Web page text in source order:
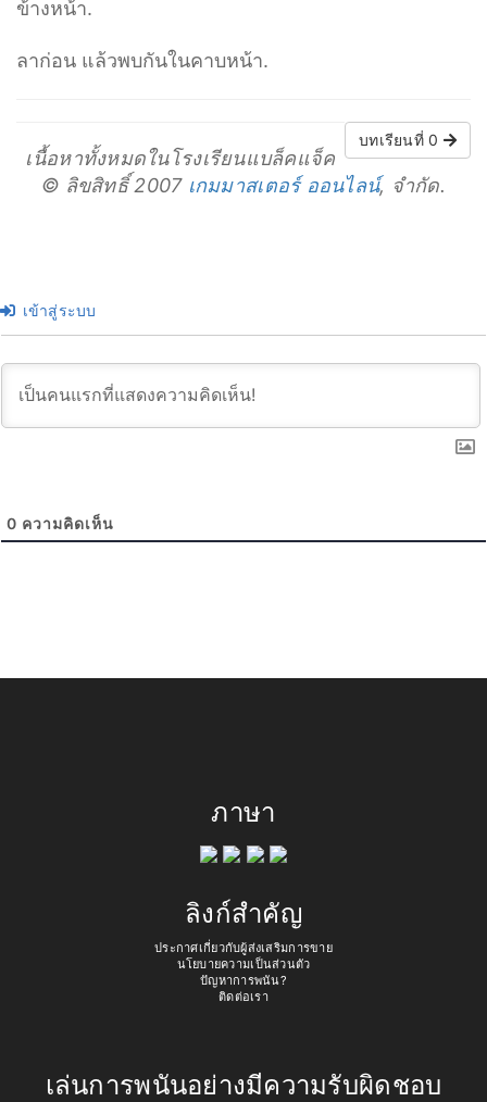
ข้างหน้า.
ลาก่อน แล้วพบกันในคาบหน้า.
บทเรียนที่ 0
เนื้อหาทั้งหมดในโรงเรียนแบล็คแจ็ค
© ลิขสิทธิ์ 2007 เกมมาสเตอร์ ออนไลน์, จำกัด.
เข้าสู่ระบบ
0 ความคิดเห็น
ภาษา
ลิงก์สำคัญ
ประกาศเกี่ยวกับผู้ส่งเสริมการขาย
นโยบายความเป็นส่วนตัว
ปัญหาการพนัน?
ติดต่อเรา
เล่นการพนันอย่างมีความรับผิดชอบ